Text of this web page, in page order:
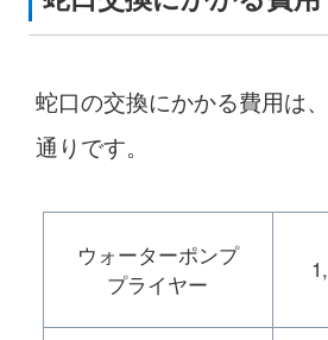
蛇口の交換にかかる費用は
通りです。
ウォーターポンプ
プライヤー